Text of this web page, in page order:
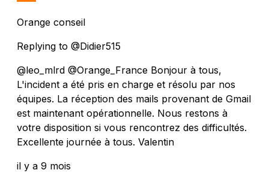
Orange conseil
Replying to @Didier515
@leo_mlrd @Orange_France Bonjour à tous,
L'incident a été pris en charge et résolu par nos
équipes. La réception des mails provenant de Gmail
est maintenant opérationnelle. Nous restons à
votre disposition si vous rencontrez des difficultés.
Excellente journée à tous. Valentin
il y a 9 mois